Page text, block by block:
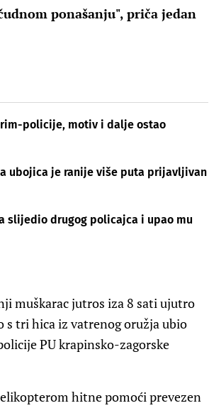
ponašanju", priča jedan
policije, motiv i dalje ostao
ubojica je ranije više puta prijavljivan
slijedio drugog policajca i upao mu
muškarac jutros iza 8 sati ujutro
s tri hica iz vatrenog oružja ubio
PU krapinsko-zagorske
hitne pomoći prevezen